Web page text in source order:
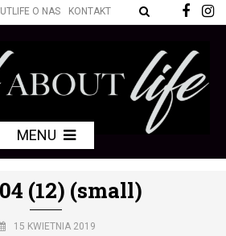
O NAS KONTAKT
MENU
(12) (small)
15 KWIETNIA 2019